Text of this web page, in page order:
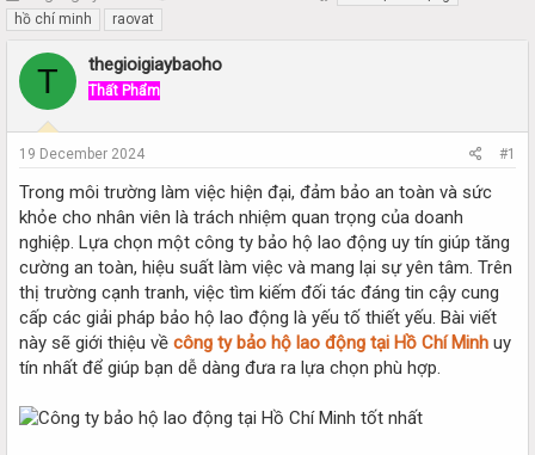
h
r
e
d
a
r
e
r
r
hồ chí minh
raovat
T thegioigiaybaoho
Thất Phẩm
19 December 2024 #1
Trong môi trường làm việc hiện đại, đảm bảo an toàn và sức
khỏe cho nhân viên là trách nhiệm quan trọng của doanh
nghiệp. Lựa chọn một công ty bảo hộ lao động uy tín giúp tăng
cường an toàn, hiệu suất làm việc và mang lại sự yên tâm. Trên
thị trường cạnh tranh, việc tìm kiếm đối tác đáng tin cậy cung
cấp các giải pháp bảo hộ lao động là yếu tố thiết yếu. Bài viết
này sẽ giới thiệu về công ty bảo hộ lao động tại Hồ Chí Minh uy
tín nhất để giúp bạn dễ dàng đưa ra lựa chọn phù hợp.